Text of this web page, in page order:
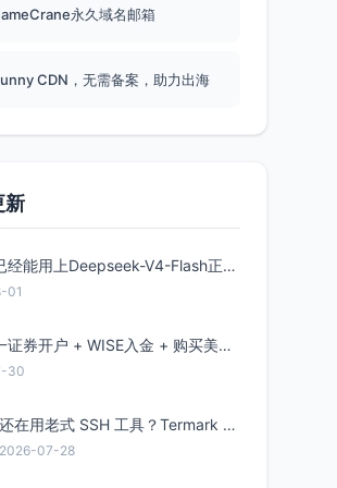
永久域名邮箱
CDN，无需备案，助力出海
新
七牛云已经能用上Deepseek-V4-Flash正式版了，点此领取300万Token
01
美国第一证券开户 + WISE入金 + 购买美股全流程分享
30
还在用老式 SSH 工具？Termark 新一代跨平台智能SSH客户端了解一下
2026-07-28